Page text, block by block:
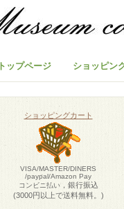
トップページ ショッピン
ショッピングカート
VISA/MASTER/DINERS
/paypal/Amazon Pay
コンビニ払い，銀行振込
(3000円以上で送料無料。)